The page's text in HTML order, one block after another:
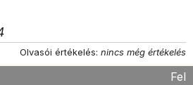
Olvasói értékelés: nincs még értékelés
Fel